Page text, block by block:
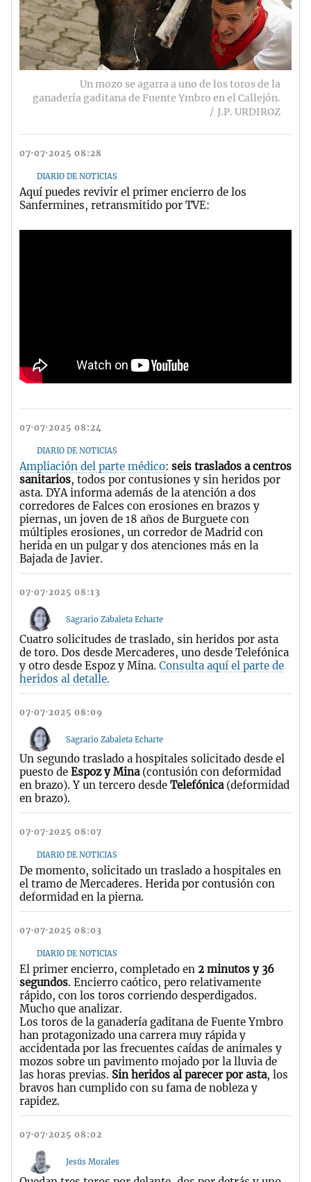
Un mozo se agarra a uno de los toros de la
ganadería gaditana de Fuente Ymbro en el Callejón.
J.P. URDIROZ
07·07·2025 08:28
DIARIO DE NOTICIAS
Aquí puedes revivir el primer encierro de los
Sanfermines, retransmitido por TVE:
07·07·2025 08:24
DIARIO DE NOTICIAS
Ampliación del parte médico: seis traslados a centros
sanitarios, todos por contusiones y sin heridos por
asta. DYA informa además de la atención a dos
corredores de Falces con erosiones en brazos y
piernas, un joven de 18 años de Burguete con
múltiples erosiones, un corredor de Madrid con
herida en un pulgar y dos atenciones más en la
Bajada de Javier.
07·07·2025 08:13
Sagrario Zabaleta Echarte
Cuatro solicitudes de traslado, sin heridos por asta
de toro. Dos desde Mercaderes, uno desde Telefónica
y otro desde Espoz y Mina. Consulta aquí el parte de
heridos al detalle.
07·07·2025 08:09
Sagrario Zabaleta Echarte
Un segundo traslado a hospitales solicitado desde el
puesto de Espoz y Mina (contusión con deformidad
en brazo). Y un tercero desde Telefónica (deformidad
en brazo).
07·07·2025 08:07
DIARIO DE NOTICIAS
De momento, solicitado un traslado a hospitales en
el tramo de Mercaderes. Herida por contusión con
deformidad en la pierna.
07·07·2025 08:03
DIARIO DE NOTICIAS
El primer encierro, completado en 2 minutos y 36
segundos. Encierro caótico, pero relativamente
rápido, con los toros corriendo desperdigados.
Mucho que analizar.
Los toros de la ganadería gaditana de Fuente Ymbro
han protagonizado una carrera muy rápida y
accidentada por las frecuentes caídas de animales y
mozos sobre un pavimento mojado por la lluvia de
las horas previas. Sin heridos al parecer por asta, los
bravos han cumplido con su fama de nobleza y
rapidez.
07·07·2025 08:02
Jesús Morales